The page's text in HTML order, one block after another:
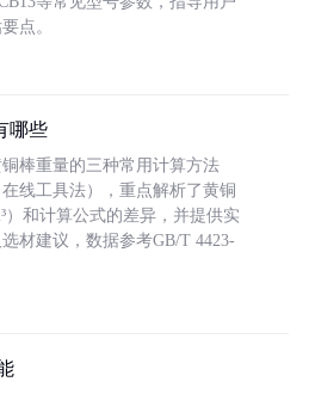
点。
哪些
棒重量的三种常用计算方法
线工具法），重点解析了黄铜
）和计算公式的差异，并提供实
材建议，数据参考GB/T 4423-